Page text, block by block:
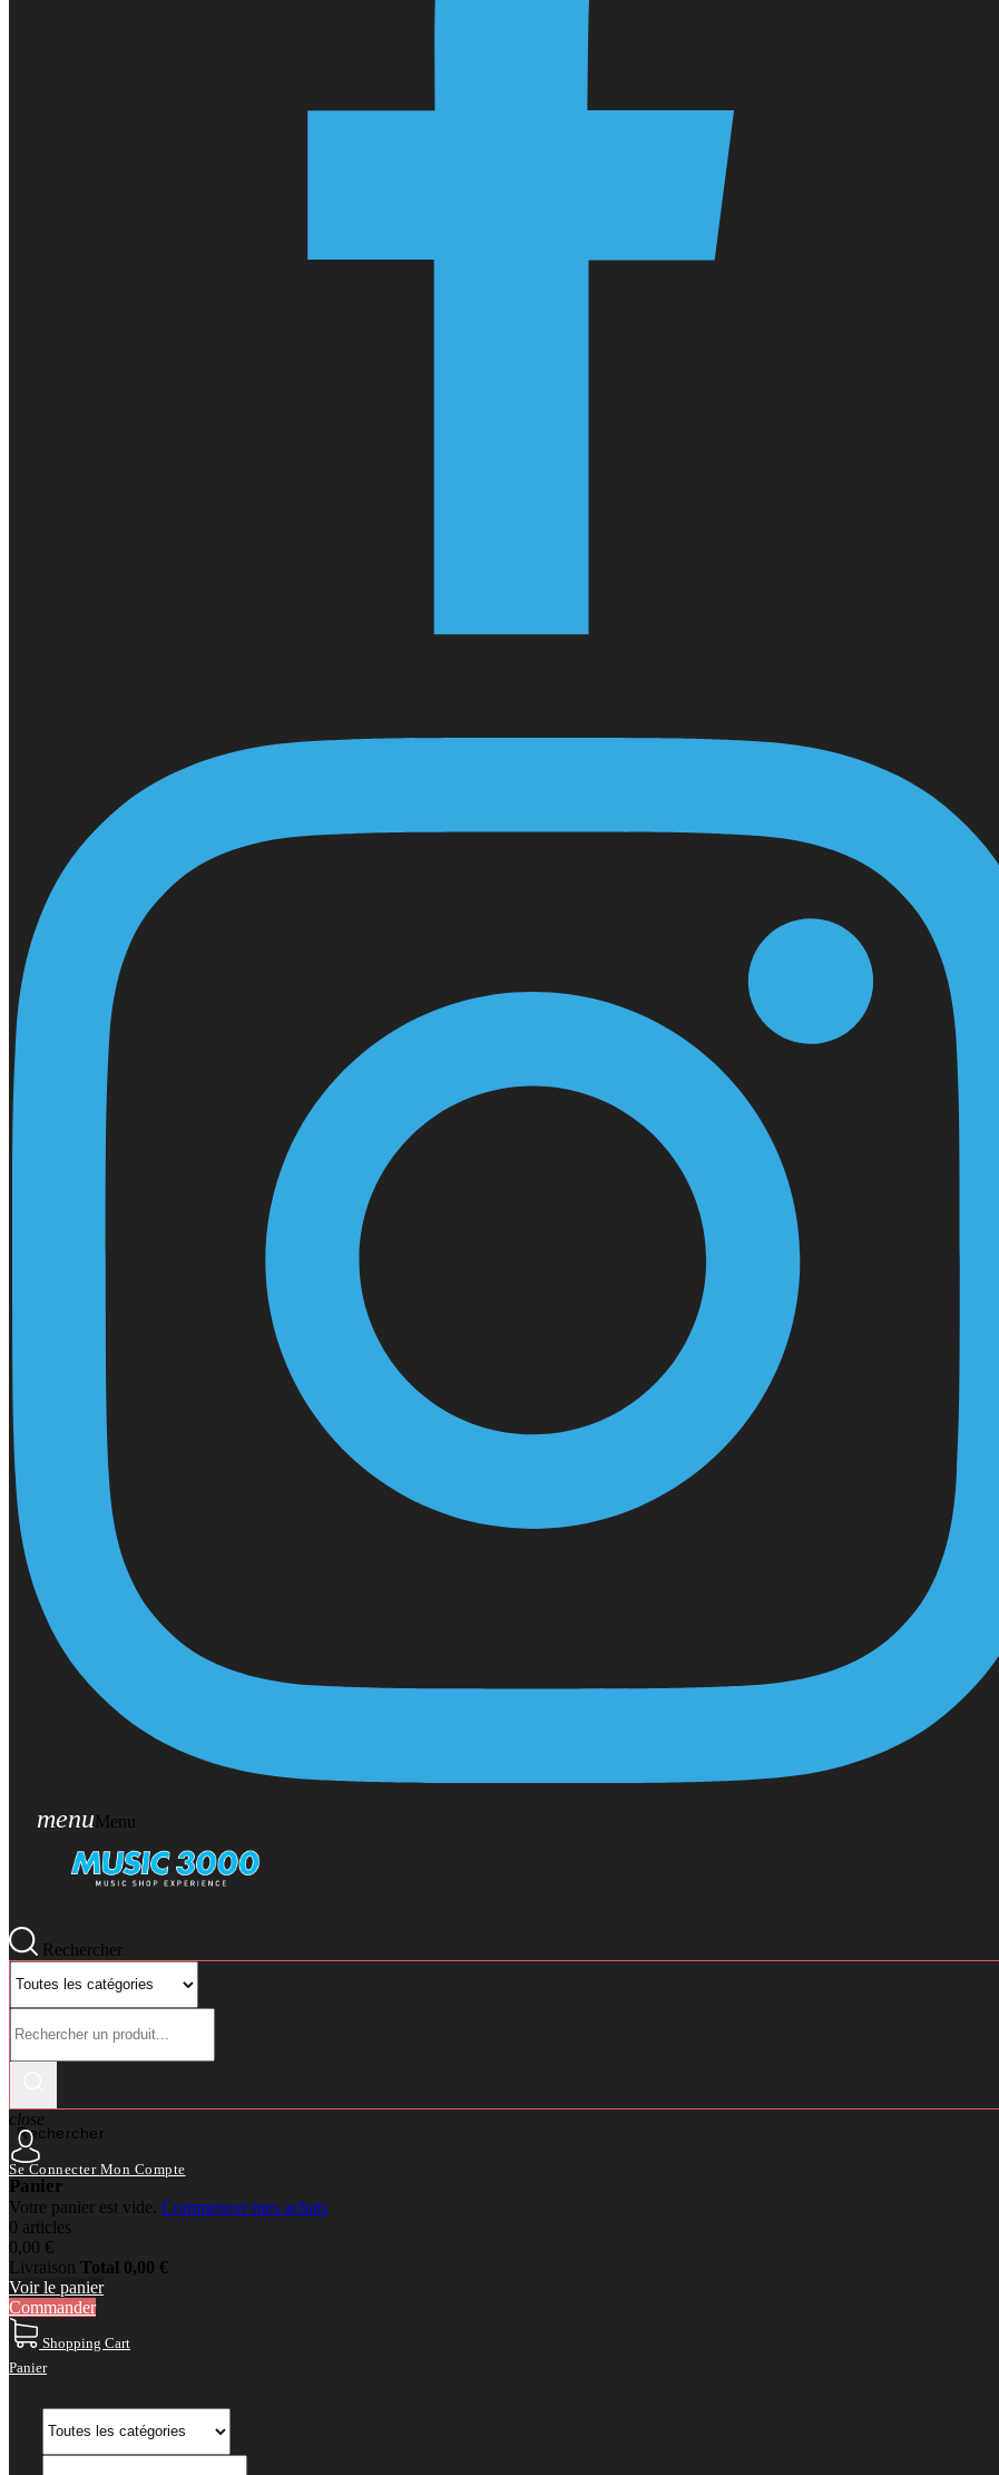
menuMenu
Rechercher
Rechercher
close
Se Connecter Mon Compte
Panier
Votre panier est vide. Commencer mes achats
0 articles
0,00 €
Livraison Total 0,00 €
Voir le panier
Commander
Shopping Cart
Panier